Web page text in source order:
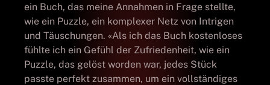
ein Buch, das meine Annahmen in Frage stellte,
wie ein Puzzle, ein komplexer Netz von Intrigen
und Täuschungen. «Als ich das Buch kostenloses
fühlte ich ein Gefühl der Zufriedenheit, wie ein
Puzzle, das gelöst worden war, jedes Stück
passte perfekt zusammen, um ein vollständiges